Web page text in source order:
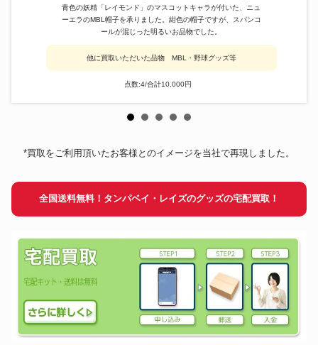
青色の妖精「レイモンド」のマスコットキャラが付いた、ニュ
ーエラのMBL帽子を承りました。紺色の帽子ですが、スパンコ
ールが混じった明るいお品物でした。
他に買取いただいた品物 MBL・野球グッズ等
点数:4/合計10,000円
*買取をご利用頂いたお客様とのイメージを当社で再現しました。
全国送料無料！タンパベイ・レイズのグッズの宅配買取！